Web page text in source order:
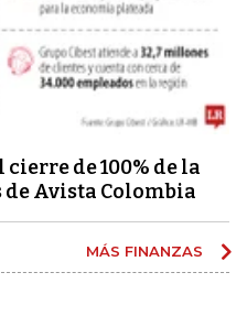
de 100% de la
Avista Colombia
MÁS FINANZAS